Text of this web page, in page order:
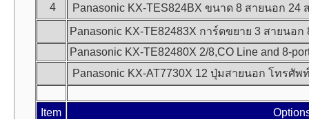
4
Panasonic KX-TES824BX ขนาด 8 สายนอก 24
Panasonic KX-TE82483X การ์ดขยาย 3 สายนอก
Panasonic KX-TE82480X 2/8,CO Line and 8-
Panasonic KX-AT7730X 12 ปุ่มสายนอก โทรศัพ
Item